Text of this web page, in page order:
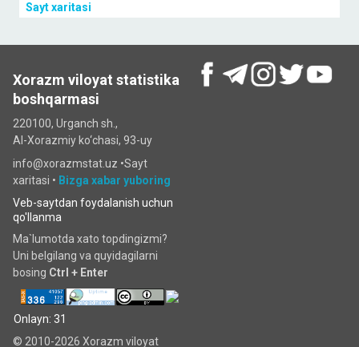
Sayt xaritasi
Xorazm viloyat statistika
boshqarmasi
220100, Urganch sh.,
Al-Xorazmiy ko‘chаsi, 93-uy
info@xorazmstat.uz •Sayt
xaritasi • Bizga xabar yuboring
Veb-saytdan foydalanish uchun
qo'llanma
Ma`lumotda xato topdingizmi?
Uni belgilang va quyidagilarni
bosing Ctrl + Enter
Onlayn: 31
© 2010-2026 Xorazm viloyat